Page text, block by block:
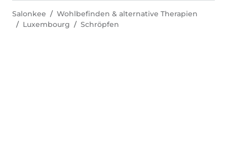
Salonkee
Wohlbefinden & alternative Therapien
Luxembourg
Schröpfen